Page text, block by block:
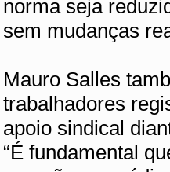
norma seja
sem mudanças
Mauro Salles
trabalhadores
apoio sindical
“É fundamental